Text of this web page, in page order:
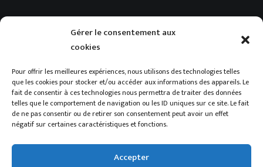
Gérer le consentement aux
cookies
Pour offrir les meilleures expériences, nous utilisons des technologies telles
que les cookies pour stocker et/ou accéder aux informations des appareils. Le
fait de consentir à ces technologies nous permettra de traiter des données
telles que le comportement de navigation ou les ID uniques sur ce site. Le fait
de ne pas consentir ou de retirer son consentement peut avoir un effet
négatif sur certaines caractéristiques et fonctions.
Accepter
Évènement à venir
© 2023 Compagnie Swing’Hommes. | Tous droits réservés. |